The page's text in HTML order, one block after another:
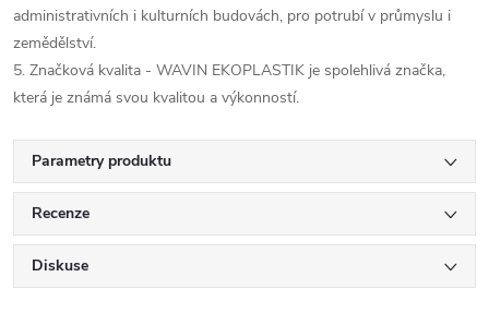
administrativních i kulturních budovách, pro potrubí v průmyslu i
zemědělství.
5. Značková kvalita - WAVIN EKOPLASTIK je spolehlivá značka,
která je známá svou kvalitou a výkonností.
Parametry produktu
Recenze
Diskuse